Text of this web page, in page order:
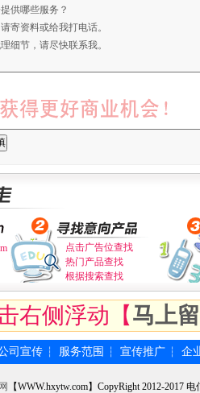
供哪些服务？
寄资料或给我打电话。
细节，请尽快联系我。
点击广告位查找
热门产品查找
根据搜索查找
右侧浮动【马上
司宣传 ┆ 服务范围 ┆ 宣传推广 ┆ 企
【WWW.hxytw.com】CopyRight 2012-2017